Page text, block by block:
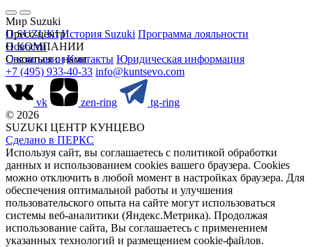
Мир Suzuki
О SUZUKI История Suzuki Программа лояльности
Пресс-центр
Новости
О КОМПАНИИ
О компании Контакты Юридическая информация
Связаться с нами
+7 (495) 933-40-33 info@kuntsevo.com
vk zen-ring
tg-ring
© 2026
SUZUKI ЦЕНТР КУНЦЕВО
Сделано в ПЕРКС
Используя сайт, вы соглашаетесь с политикой обработки
данных и использованием cookies вашего браузера. Cookies
можно отключить в любой момент в настройках браузера. Для
обеспечения оптимальной работы и улучшения
пользовательского опыта на сайте могут использоваться
системы веб-аналитики (Яндекс.Метрика). Продолжая
использование сайта, Вы соглашаетесь с применением
указанных технологий и размещением cookie-файлов.